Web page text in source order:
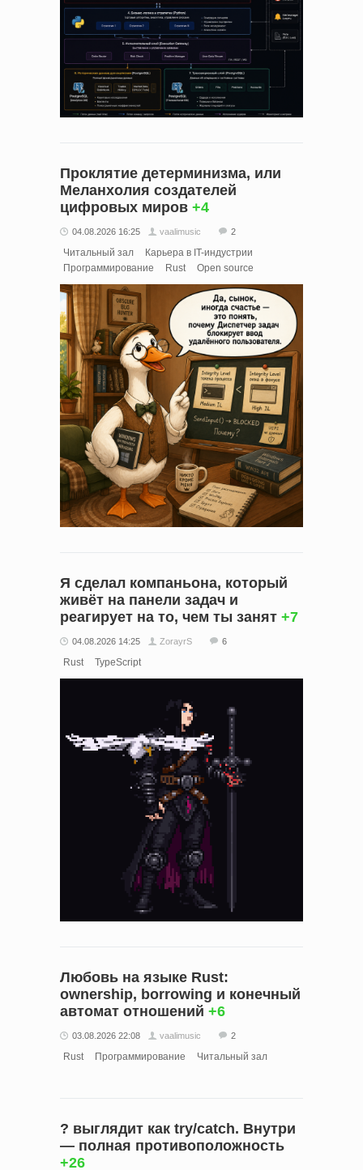
Проклятие детерминизма, или
Меланхолия создателей
цифровых миров +4
04.08.2026 16:25 vaalimusic 2
Читальный зал
Карьера в IT-индустрии
Программирование
Rust Open source
Я сделал компаньона, который
живёт на панели задач и
реагирует на то, чем ты занят +7
04.08.2026 14:25 ZorayrS 6
Rust TypeScript
Любовь на языке Rust:
ownership, borrowing и конечный
автомат отношений +6
03.08.2026 22:08 vaalimusic 2
Rust Программирование Читальный зал
? выглядит как try/catch. Внутри
— полная противоположность
+26